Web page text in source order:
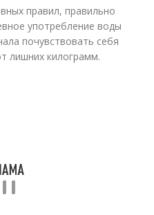
правил, правильно
употребление воды
почувствовать себя
лишних килограмм.